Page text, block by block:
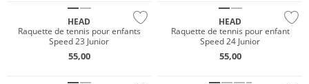
HEAD
Raquette de tennis pour enfants
Speed 23 Junior
55,00
HEAD
Raquette de tennis pour enfant
Speed 24 Junior
55,00